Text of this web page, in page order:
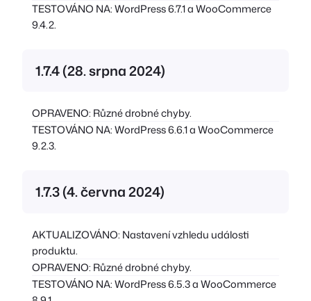
TESTOVÁNO NA: WordPress 6.7.1 a WooCommerce
9.4.2.
1.7.4 (28. srpna 2024)
OPRAVENO: Různé drobné chyby.
TESTOVÁNO NA: WordPress 6.6.1 a WooCommerce
9.2.3.
1.7.3 (4. června 2024)
AKTUALIZOVÁNO: Nastavení vzhledu události
produktu.
OPRAVENO: Různé drobné chyby.
TESTOVÁNO NA: WordPress 6.5.3 a WooCommerce